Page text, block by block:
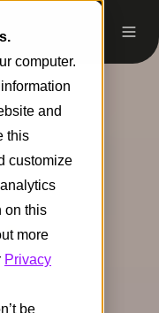
computer.
and
this
customize
on this
more
Privacy
be